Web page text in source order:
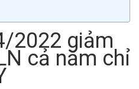
2022 giảm
cả năm chỉ